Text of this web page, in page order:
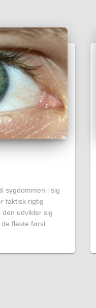
sygdommen i sig
faktisk rigtig
udvikler sig
fleste først